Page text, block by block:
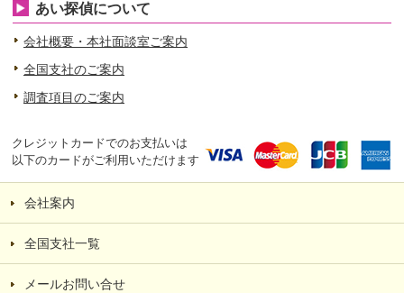
あい探偵について
会社概要・本社面談室ご案内
全国支社のご案内
調査項目のご案内
クレジットカードでのお支払いは
以下のカードがご利用いただけます
会社案内
全国支社一覧
メールお問い合せ